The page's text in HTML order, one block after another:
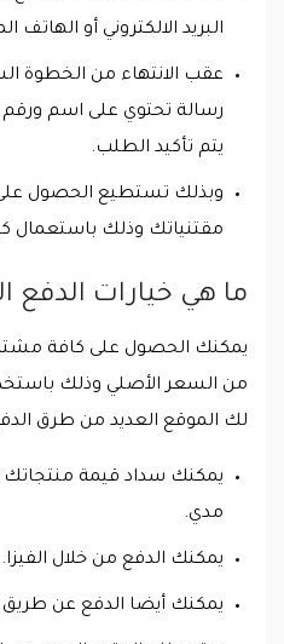
البريد الالكتروني أو الهاتف
عقب الانتهاء من الخطوة
رسالة تحتوي على اسم ورقم
يتم تأكيد الطلب.
وبذلك تستطيع الحصول
مقتنياتك وذلك باستعمال
ما هي خيارات الدفع
يمكنك الحصول على كافة
من السعر الأصلي وذلك
لك الموقع العديد من طرق
يمكنك سداد قيمة
مدي.
يمكنك الدفع من خلال الفيزا.
يمكنك أيضا الدفع عن طريق